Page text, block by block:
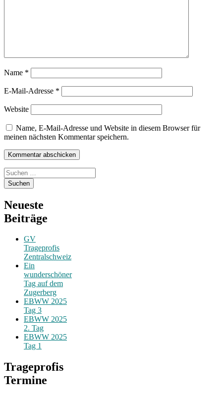
Name *
E-Mail-Adresse *
Website
Name, E-Mail-Adresse und Website in diesem Browser für
meinen nächsten Kommentar speichern.
Suchen
nach:
Neueste
Beiträge
GV
Trageprofis
Zentralschweiz
Ein
wunderschöner
Tag auf dem
Zugerberg
EBWW 2025
Tag 3
EBWW 2025
2. Tag
EBWW 2025
Tag 1
Trageprofis
Termine